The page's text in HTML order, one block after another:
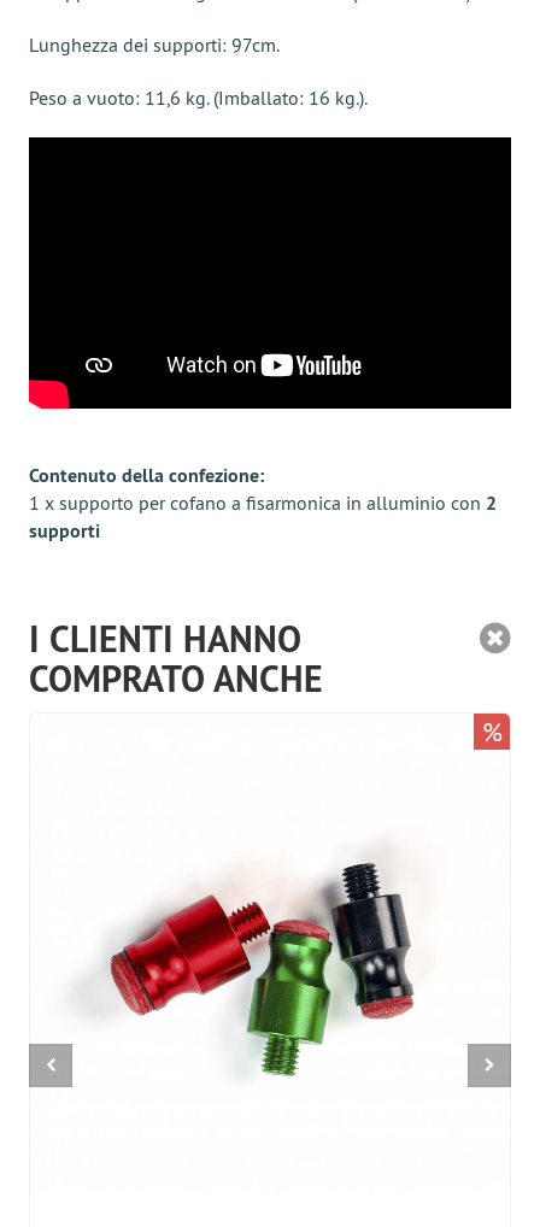
Lunghezza dei supporti: 97cm.
Peso a vuoto: 11,6 kg. (Imballato: 16 kg.).
Contenuto della confezione:
1 x supporto per cofano a fisarmonica in alluminio con 2
supporti
I CLIENTI HANNO
COMPRATO ANCHE
%